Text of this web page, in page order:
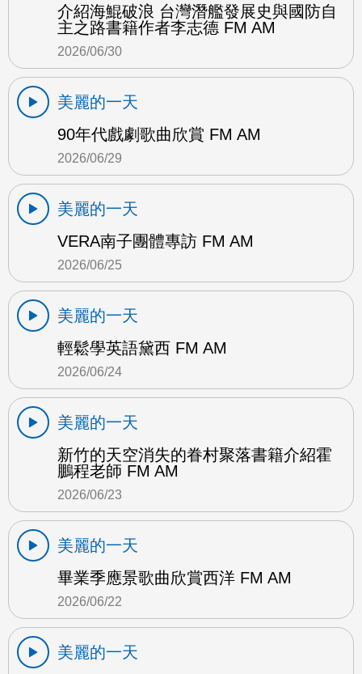
介紹海鯤破浪 台灣潛艦發展史與國防自
主之路書籍作者李志德 FM AM
2026/06/30
美麗的一天
90年代戲劇歌曲欣賞 FM AM
2026/06/29
美麗的一天
VERA南子團體專訪 FM AM
2026/06/25
美麗的一天
輕鬆學英語黛西 FM AM
2026/06/24
美麗的一天
新竹的天空消失的眷村聚落書籍介紹霍
鵬程老師 FM AM
2026/06/23
美麗的一天
畢業季應景歌曲欣賞西洋 FM AM
2026/06/22
美麗的一天